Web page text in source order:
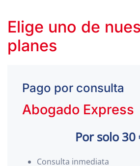
Elige uno de
planes
Pago por consulta
Abogado Express
Por solo 30
Consulta inmediata